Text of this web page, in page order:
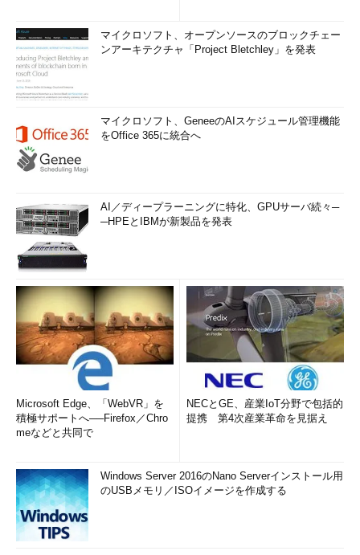
マイクロソフト、オープンソースのブロックチェー
ンアーキテクチャ「Project Bletchley」を発表
マイクロソフト、GeneeのAIスケジュール管理機能
をOffice 365に統合へ
AI／ディープラーニングに特化、GPUサーバ続々─
─HPEとIBMが新製品を発表
Microsoft Edge、「WebVR」を
積極サポートへ──Firefox／Chro
meなどと共同で
NECとGE、産業IoT分野で包括的
提携 第4次産業革命を見据え
Windows Server 2016のNano Serverインストール用
のUSBメモリ／ISOイメージを作成する